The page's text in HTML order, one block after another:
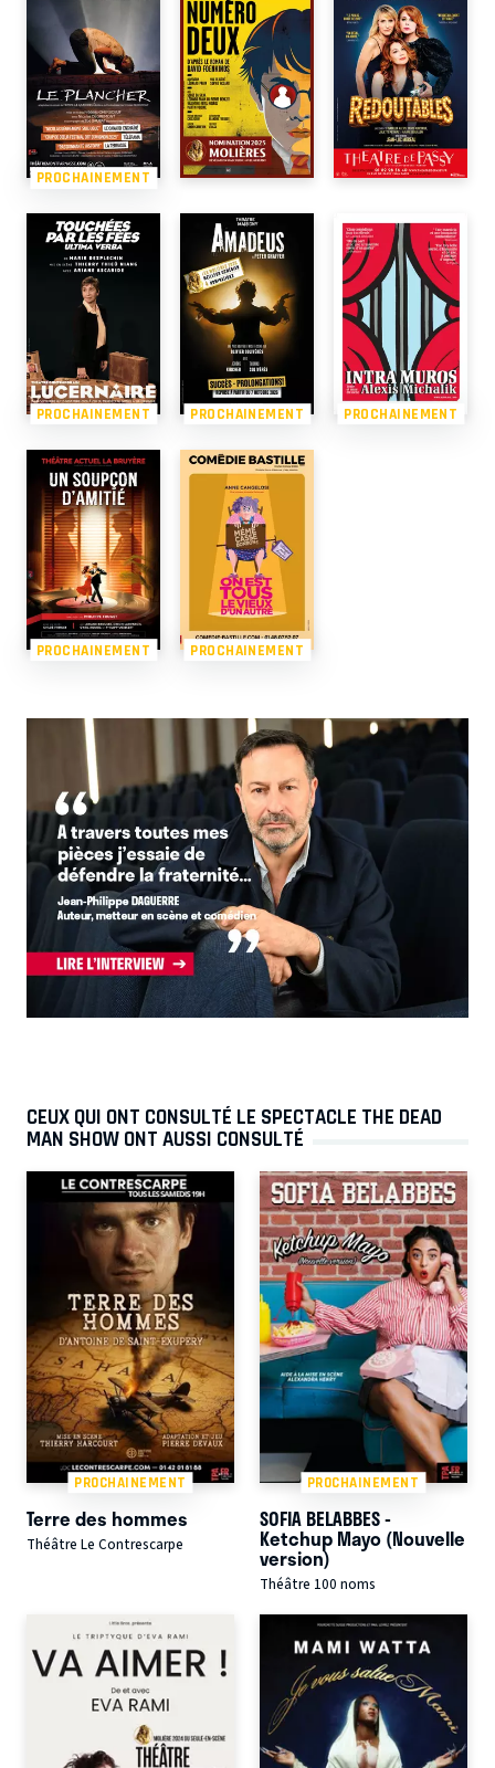
PROCHAINEMENT
PROCHAINEMENT PROCHAINEMENT PROCHAINEMENT
PROCHAINEMENT PROCHAINEMENT
CEUX QUI ONT CONSULTÉ LE SPECTACLE THE DEAD
MAN SHOW ONT AUSSI CONSULTÉ
PROCHAINEMENT
Terre des hommes
Théâtre Le Contrescarpe
PROCHAINEMENT
SOFIA BELABBES -
Ketchup Mayo (Nouvelle
version)
Théâtre 100 noms